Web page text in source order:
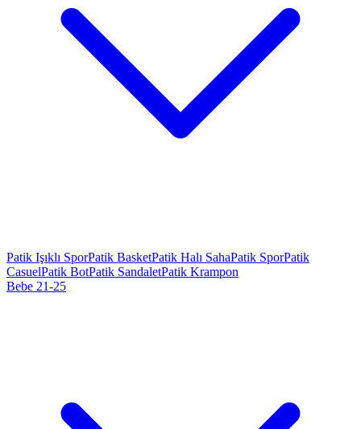
Patik Işıklı SporPatik BasketPatik Halı SahaPatik SporPatik
CasuelPatik BotPatik SandaletPatik Krampon
Bebe 21-25